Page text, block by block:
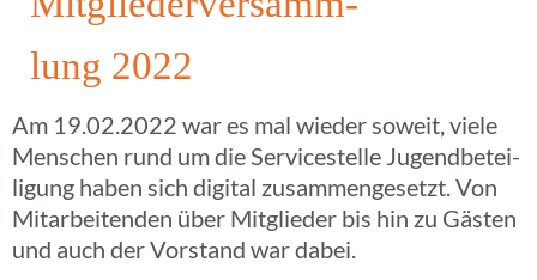
lung 2022
Am 19.02.2022 war es mal wieder soweit, viele
Menschen rund um die Service­stelle Jugend­be­tei­
li­gung haben sich digital zusam­men­ge­setzt. Von
Mitar­bei­ten­den über Mitglie­der bis hin zu Gästen
und auch der Vorstand war dabei.